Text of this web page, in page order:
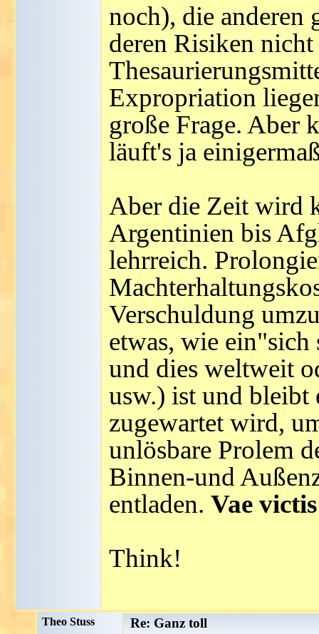
noch), die anderen
deren Risiken
Expropriation
große Frage. Aber
läuft's ja
Aber die Zeit wird
Argentinien bis
lehrreich.
Verschuldung
etwas, wie ein"sich
und dies weltweit
usw.) ist und bleibt
zugewartet wird,
unlösbare Prolem
Binnen-und
entladen. Vae
Think!
Theo Stuss Re: Ganz toll